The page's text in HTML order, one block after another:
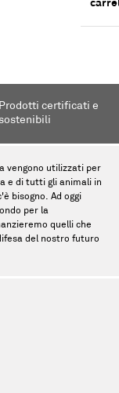
Prodotti certificati e
sostenibili
vengono utilizzati per
e di tutti gli animali in
bisogno. Ad oggi
per la
quelli che
del nostro futuro